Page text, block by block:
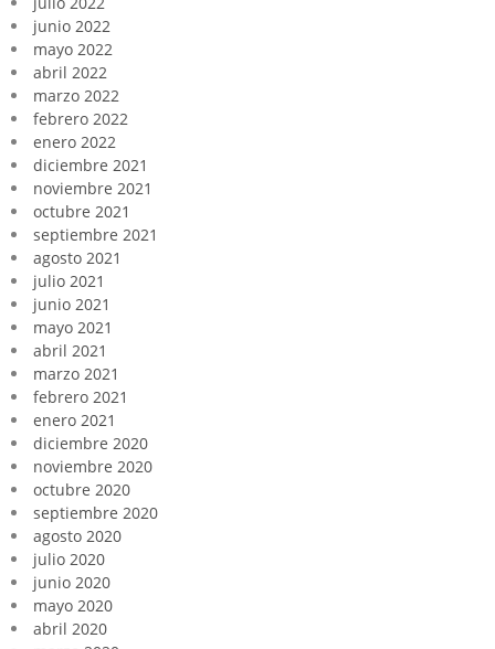
junio 2022
mayo 2022
abril 2022
marzo 2022
febrero 2022
enero 2022
diciembre 2021
noviembre 2021
octubre 2021
septiembre 2021
agosto 2021
julio 2021
junio 2021
mayo 2021
abril 2021
marzo 2021
febrero 2021
enero 2021
diciembre 2020
noviembre 2020
octubre 2020
septiembre 2020
agosto 2020
julio 2020
junio 2020
mayo 2020
abril 2020